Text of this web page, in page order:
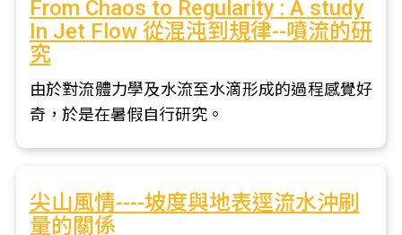
From Chaos to Regularity : A study
In Jet Flow 從混沌到規律--噴流的研
究
由於對流體力學及水流至水滴形成的過程感覺好
奇，於是在暑假自行研究。
尖山風情----坡度與地表逕流水沖刷
量的關係